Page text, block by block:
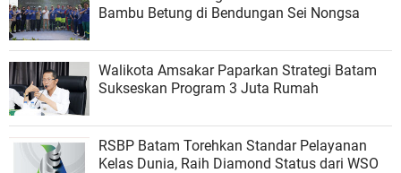
Bambu Betung di Bendungan Sei Nongsa
Walikota Amsakar Paparkan Strategi Batam
Sukseskan Program 3 Juta Rumah
RSBP Batam Torehkan Standar Pelayanan
Kelas Dunia, Raih Diamond Status dari WSO